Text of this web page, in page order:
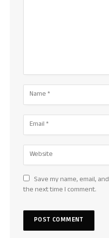
Save my name, email,
the next time I comment.